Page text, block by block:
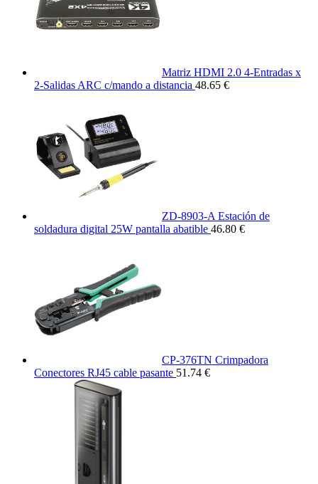
Matriz HDMI 2.0 4-Entradas x
2-Salidas ARC c/mando a distancia 48.65 €
ZD-8903-A Estación de
soldadura digital 25W pantalla abatible 46.80 €
CP-376TN Crimpadora
Conectores RJ45 cable pasante 51.74 €